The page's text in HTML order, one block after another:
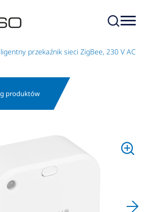
przekaźnik sieci ZigBee, 230 V AC
produktów